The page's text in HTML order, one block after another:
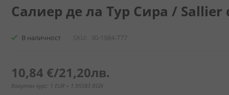
Салиер де ла Тур Сира / Sallier
В наличност SKU 30-1984-777
10,84 €/21,20лв.
Валутен курс: 1 EUR = 1.95583 BGN